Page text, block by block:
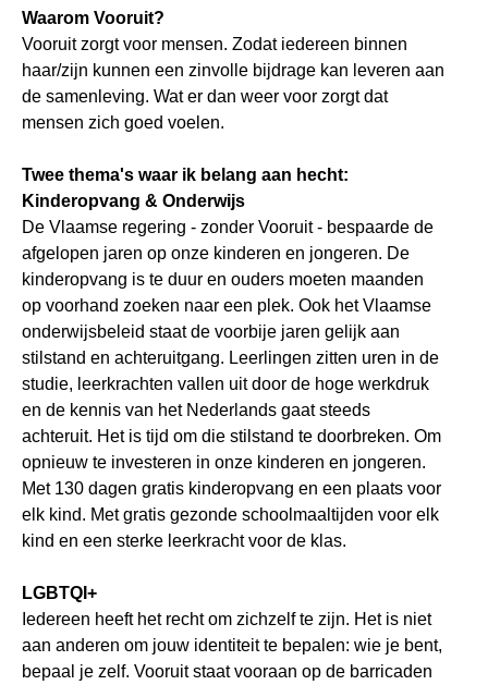
Waarom Vooruit?
Vooruit zorgt voor mensen. Zodat iedereen binnen
haar/zijn kunnen een zinvolle bijdrage kan leveren aan
de samenleving. Wat er dan weer voor zorgt dat
mensen zich goed voelen.
Twee thema's waar ik belang aan hecht:
Kinderopvang & Onderwijs
De Vlaamse regering - zonder Vooruit - bespaarde de
afgelopen jaren op onze kinderen en jongeren. De
kinderopvang is te duur en ouders moeten maanden
op voorhand zoeken naar een plek. Ook het Vlaamse
onderwijsbeleid staat de voorbije jaren gelijk aan
stilstand en achteruitgang. Leerlingen zitten uren in de
studie, leerkrachten vallen uit door de hoge werkdruk
en de kennis van het Nederlands gaat steeds
achteruit. Het is tijd om die stilstand te doorbreken. Om
opnieuw te investeren in onze kinderen en jongeren.
Met 130 dagen gratis kinderopvang en een plaats voor
elk kind. Met gratis gezonde schoolmaaltijden voor elk
kind en een sterke leerkracht voor de klas.
LGBTQI+
Iedereen heeft het recht om zichzelf te zijn. Het is niet
aan anderen om jouw identiteit te bepalen: wie je bent,
bepaal je zelf. Vooruit staat vooraan op de barricaden